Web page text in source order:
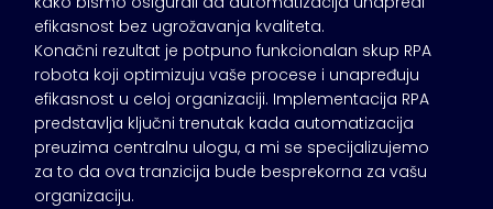
efikasnost bez ugrožavanja kvaliteta.
Konačni rezultat je potpuno funkcionalan skup RPA
robota koji optimizuju vaše procese i unapređuju
efikasnost u celoj organizaciji. Implementacija RPA
predstavlja ključni trenutak kada automatizacija
preuzima centralnu ulogu, a mi se specijalizujemo
za to da ova tranzicija bude besprekorna za vašu
organizaciju.